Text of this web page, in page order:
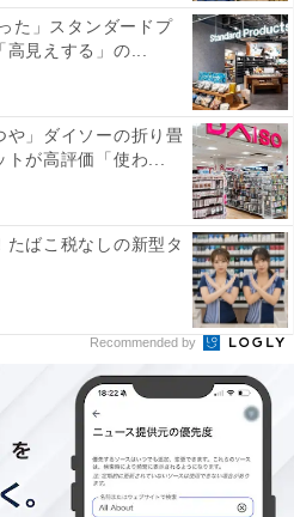
た」スタンダードプ
見えする」の...
や」ダイソーの折り畳
が高評価「使わ...
たばこ税なしの新型タ
Recommended by